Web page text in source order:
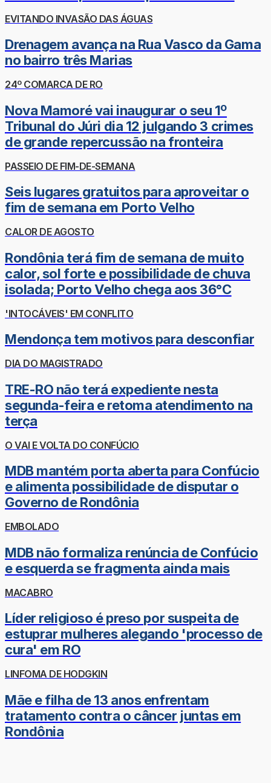
EVITANDO INVASÃO DAS ÁGUAS
Drenagem avança na Rua Vasco da Gama
no bairro três Marias
24º COMARCA DE RO
Nova Mamoré vai inaugurar o seu 1º
Tribunal do Júri dia 12 julgando 3 crimes
de grande repercussão na fronteira
PASSEIO DE FIM-DE-SEMANA
Seis lugares gratuitos para aproveitar o
fim de semana em Porto Velho
CALOR DE AGOSTO
Rondônia terá fim de semana de muito
calor, sol forte e possibilidade de chuva
isolada; Porto Velho chega aos 36°C
'INTOCÁVEIS' EM CONFLITO
Mendonça tem motivos para desconfiar
DIA DO MAGISTRADO
TRE-RO não terá expediente nesta
segunda-feira e retoma atendimento na
terça
O VAI E VOLTA DO CONFÚCIO
MDB mantém porta aberta para Confúcio
e alimenta possibilidade de disputar o
Governo de Rondônia
EMBOLADO
MDB não formaliza renúncia de Confúcio
e esquerda se fragmenta ainda mais
MACABRO
Líder religioso é preso por suspeita de
estuprar mulheres alegando 'processo de
cura' em RO
LINFOMA DE HODGKIN
Mãe e filha de 13 anos enfrentam
tratamento contra o câncer juntas em
Rondônia